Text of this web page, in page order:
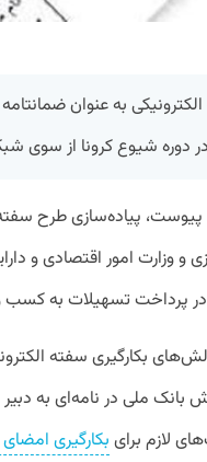
به عنوان
دوره شیوع کرونا از سوی
پیوست، پیاده‌سازی طرح
و وزارت امور اقتصادی و
در پرداخت تسهیلات به کسب
بکارگیری سفته
ملی در نامه‌ای به دبیر
لازم برای بکارگیری امضای